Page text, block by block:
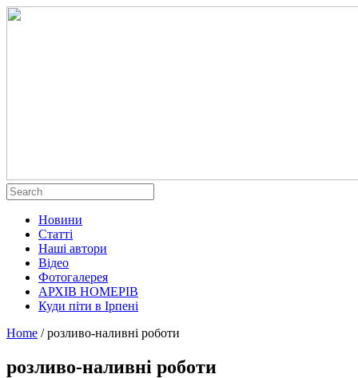
Новини
Статті
Наші автори
Відео
Фотогалерея
АРХІВ НОМЕРІВ
Куди піти в Ірпені
Home / розливо-наливні роботи
розливо-наливні роботи